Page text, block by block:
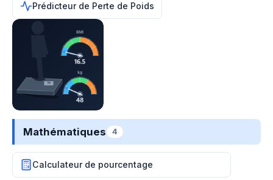
Prédicteur de Perte de Poids
Mathématiques 4
Calculateur de pourcentage